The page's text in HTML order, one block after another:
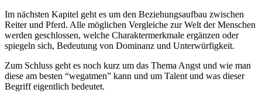
Im nächs­ten Kapi­tel geht es um den Bezie­hungs­auf­bau zwi­schen
Rei­ter und Pferd. Alle mög­li­chen Ver­glei­che zur Welt der Men­schen
wer­den geschlos­sen, wel­che Cha­rak­ter­merk­ma­le ergän­zen oder
spie­geln sich, Bedeu­tung von Domi­nanz und Unterwürfigkeit.
Zum Schluss geht es noch kurz um das The­ma Angst und wie man
die­se am bes­ten “weg­at­men” kann und um Talent und was die­ser
Begriff eigent­lich bedeutet.